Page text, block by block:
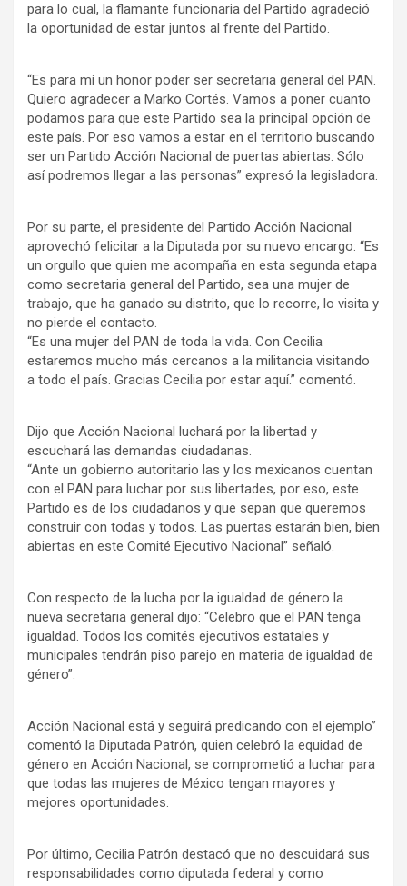
para lo cual, la flamante funcionaria del Partido agradeció
la oportunidad de estar juntos al frente del Partido.
“Es para mí un honor poder ser secretaria general del PAN.
Quiero agradecer a Marko Cortés. Vamos a poner cuanto
podamos para que este Partido sea la principal opción de
este país. Por eso vamos a estar en el territorio buscando
ser un Partido Acción Nacional de puertas abiertas. Sólo
así podremos llegar a las personas” expresó la legisladora.
Por su parte, el presidente del Partido Acción Nacional
aprovechó felicitar a la Diputada por su nuevo encargo: “Es
un orgullo que quien me acompaña en esta segunda etapa
como secretaria general del Partido, sea una mujer de
trabajo, que ha ganado su distrito, que lo recorre, lo visita y
no pierde el contacto.
“Es una mujer del PAN de toda la vida. Con Cecilia
estaremos mucho más cercanos a la militancia visitando
a todo el país. Gracias Cecilia por estar aquí.” comentó.
Dijo que Acción Nacional luchará por la libertad y
escuchará las demandas ciudadanas.
“Ante un gobierno autoritario las y los mexicanos cuentan
con el PAN para luchar por sus libertades, por eso, este
Partido es de los ciudadanos y que sepan que queremos
construir con todas y todos. Las puertas estarán bien, bien
abiertas en este Comité Ejecutivo Nacional” señaló.
Con respecto de la lucha por la igualdad de género la
nueva secretaria general dijo: “Celebro que el PAN tenga
igualdad. Todos los comités ejecutivos estatales y
municipales tendrán piso parejo en materia de igualdad de
género”.
Acción Nacional está y seguirá predicando con el ejemplo”
comentó la Diputada Patrón, quien celebró la equidad de
género en Acción Nacional, se comprometió a luchar para
que todas las mujeres de México tengan mayores y
mejores oportunidades.
Por último, Cecilia Patrón destacó que no descuidará sus
responsabilidades como diputada federal y como